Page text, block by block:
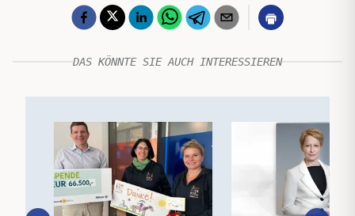
DAS KÖNNTE SIE AUCH INTERESSIEREN